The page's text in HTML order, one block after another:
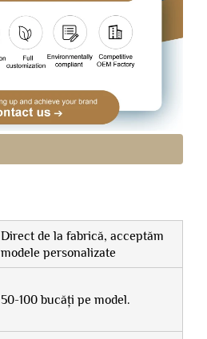
Direct de la fabrică, acceptăm
modele personalizate
50-100 bucăți pe model.